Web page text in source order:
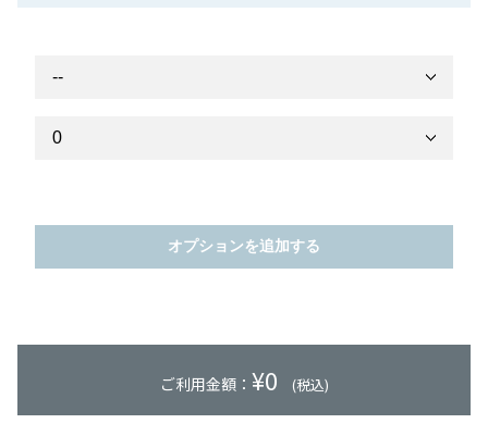
オプションを追加する
ご利用金額： ¥0 (税込)